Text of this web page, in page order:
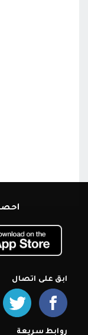
ابق على اتصال
روابط سريعة